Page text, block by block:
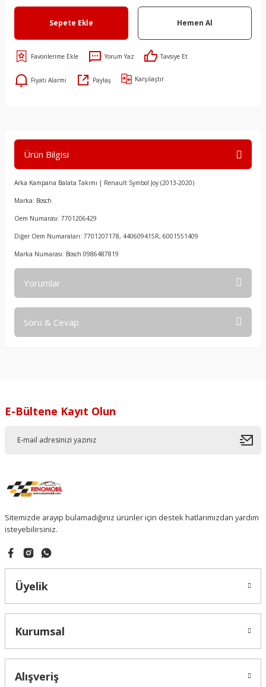
Sepete Ekle Hemen Al
Yorum Yaz Tavsiye Et
Fiyatı Alarmı Paylaş Karşılaştır
Ürün Bilgisi
Arka Kampana Balata Takımı | Renault Symbol Joy (2013-2020)
Marka: Bosch
Oem Numarası: 7701206429
Diğer Oem Numaraları: 7701207178, 440609415R, 6001551409
Marka Numarası: Bosch 0986487819
Yorumlar
Soru & Cevap
E-Bültene Kayıt Olun
Sitemizde arayıp bulamadığınız ürünler için destek hatlarımızdan yardım
isteyebilirsiniz.
Üyelik
Kurumsal
Alışveriş